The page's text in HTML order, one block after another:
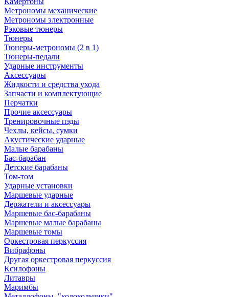
Метрономы механические
Метрономы электронные
Рэковые тюнеры
Тюнеры
Тюнеры-метрономы (2 в 1)
Тюнеры-педали
Ударные инструменты
Аксессуары
Жидкости и средства ухода
Запчасти и комплектующие
Перчатки
Прочие аксессуары
Тренировочные пэды
Чехлы, кейсы, сумки
Акустические ударные
Mалые барабаны
Бас-барабан
Детские барабаны
Том-том
Ударные установки
Маршевые ударные
Держатели и аксессуары
Маршевые бас-барабаны
Маршевые малые барабаны
Маршевые томы
Оркестровая перкуссия
Вибрафоны
Другая оркестровая перкуссия
Ксилофоны
Литавры
Маримбы